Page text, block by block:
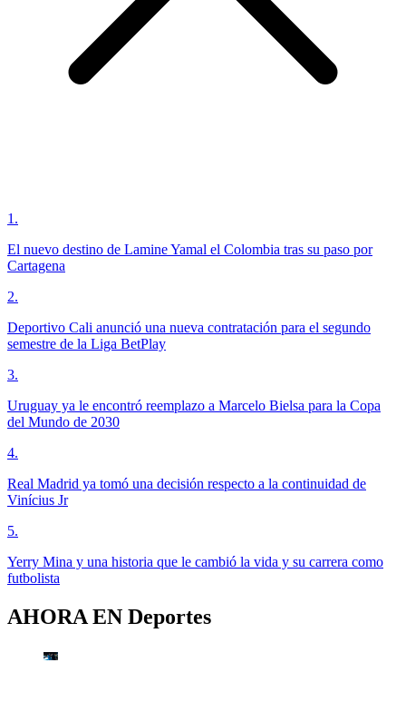
1 .
El nuevo destino de Lamine Yamal el Colombia tras su paso por
Cartagena
2.
Deportivo Cali anunció una nueva contratación para el segundo
semestre de la Liga BetPlay
3.
Uruguay ya le encontró reemplazo a Marcelo Bielsa para la Copa
del Mundo de 2030
4.
Real Madrid ya tomó una decisión respecto a la continuidad de
Vinícius Jr
5.
Yerry Mina y una historia que le cambió la vida y su carrera como
futbolista
AHORA EN Deportes